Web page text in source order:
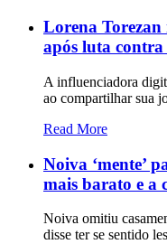
Lorena Torezan
após luta contra
A influenciadora
ao compartilhar sua
Read More
Noiva ‘mente’
mais barato e a
Noiva omitiu
disse ter se sentido